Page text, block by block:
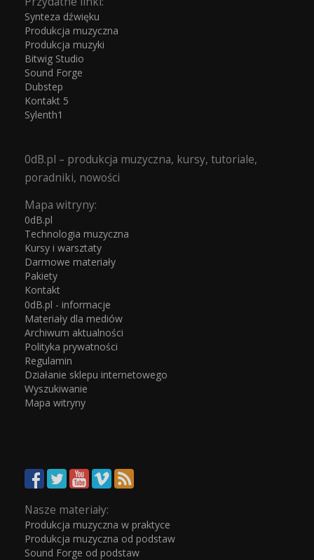
Synteza dźwięku
Produkcja muzyczna
Produkcja muzyki
Bitwig Studio
Sound Forge
Dubstep
Kontakt 5
Sylenth1
0dB.pl – produkcja muzyczna, kursy, tutoriale,
poradniki, nowości
Mapa witryny:
0dB.pl
Technologia muzyczna
Kursy i warsztaty
Darmowe materiały
Pakiety
Kontakt
0dB.pl - informacje
Materiały dla mediów
Archiwum aktualności
Polityka prywatności
Regulamin
Działanie sklepu internetowego
Wyszukiwanie
Mapa witryny
Nasze materiały:
Produkcja muzyczna w praktyce
Produkcja muzyczna od podstaw
Sound Forge od podstaw